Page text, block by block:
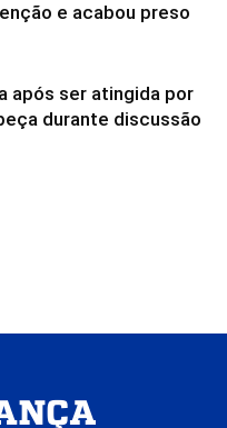
e acabou preso
após ser atingida por
durante discussão